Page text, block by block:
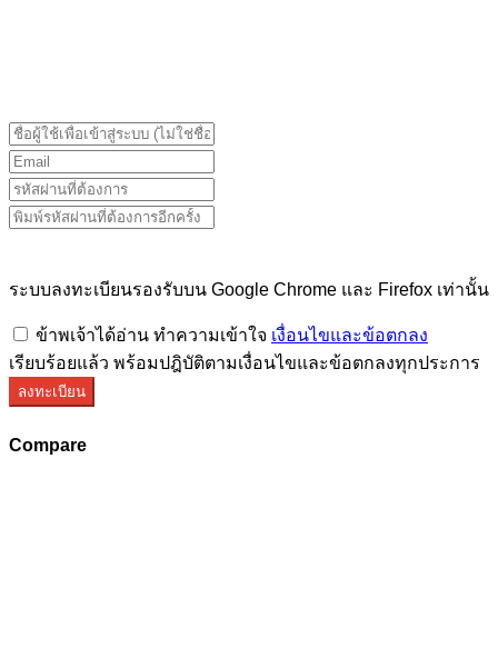
ระบบลงทะเบียนรองรับบน Google Chrome และ Firefox เท่านั้น
ข้าพเจ้าได้อ่าน ทำความเข้าใจ เงื่อนไขและข้อตกลง
เรียบร้อยแล้ว พร้อมปฎิบัติตามเงื่อนไขและข้อตกลงทุกประการ
ลงทะเบียน
Compare